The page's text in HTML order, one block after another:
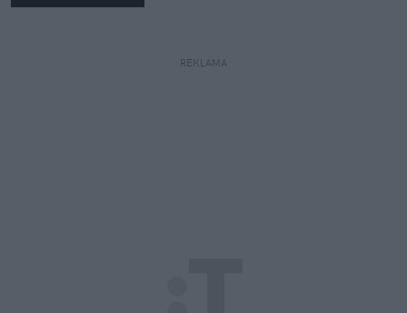
REKLAMA